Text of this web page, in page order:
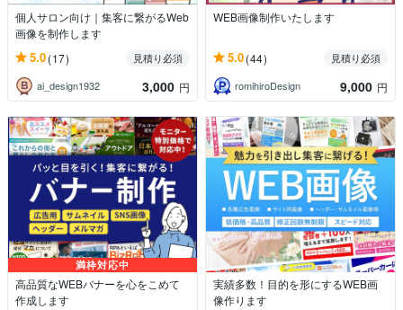
個人サロン向け｜集客に繋がるWeb
画像を制作します
5.0(17)
見積り必須
ai_design1932
3,000 円
WEB画像制作いたします
5.0(44)
見積り必須
romihiroDesign
9,000 円
満枠対応中
高品質なWEBバナーを心をこめて
作成します
実績多数！目的を形にするWEB画
像作ります